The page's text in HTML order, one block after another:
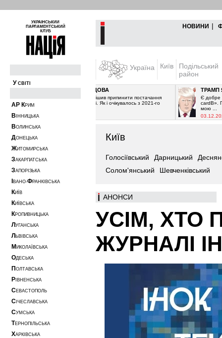
УКРАЇНСЬКИЙ
ПАРЛАМЕНТСЬКИЙ
КЛУБ
НОВИНИ |
У СВІТІ
АР КРИМ
В ІННИЦЬКА
ВОЛИНСЬКА
ДОНЕЦЬКА
ЖИТОМИРСЬКА
ЗАКАРПАТСЬКА
ЗАПОРІЗЬКА
ВАНО-ФРАНКІВСЬКА
КИЇВ
КИЇВСЬКА
КРОПИВНИЦЬКА
Л УГАНСЬКА
Л ЬВІВСЬКА
М ИКОЛАЇВСЬКА
ОДЕСЬКА
П ОЛТАВСЬКА
Р ІВНЕНСЬКА
СЕВАСТОПОЛЬ
С ІЧЕСЛАВСЬКА
СУМСЬКА
ТЕРНОПІЛЬСЬКА
ХАРКІВСЬКА
Україна Київ
Подільський
район
ҐАЗ І МОЛДОВА
Ґазпром вирішив припинити постачання
газу Молдові. Як і очікувалось з 2021-го
ТРАМП ЯК
Є добре
cardВ».
мою ...
03.12.2024
Київ
Голосіївський Дарницький
Солом'янський
Шевченківський
АНOНСИ
УСІМ, ХТО
ЖУРНАЛІ